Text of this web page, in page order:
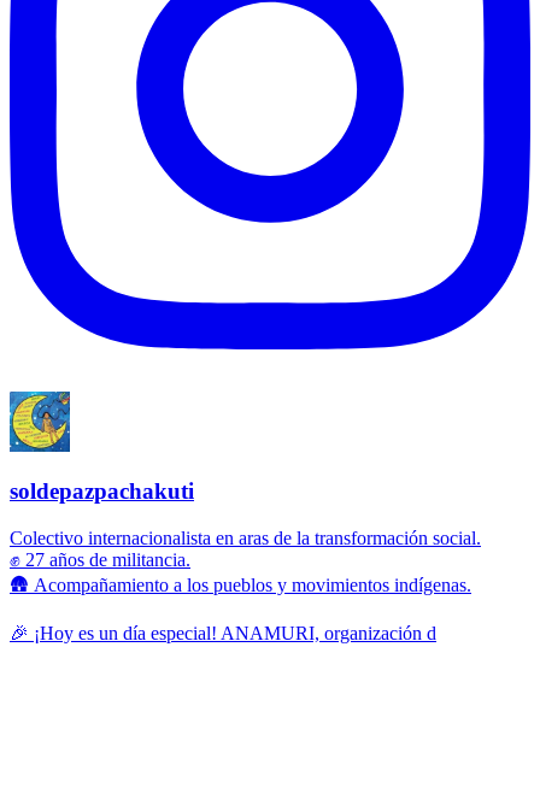
soldepazpachakuti
Colectivo internacionalista en aras de la transformación social.
✊ 27 años de militancia.
🛖 Acompañamiento a los pueblos y movimientos indígenas.
🎉 ¡Hoy es un día especial! ANAMURI, organización d